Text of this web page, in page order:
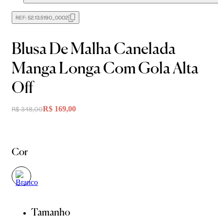
REF: 52.13.5190_0002
Blusa De Malha Canelada
Manga Longa Com Gola Alta
Off
R$ 348,00R$ 169,00
Cor
Tamanho